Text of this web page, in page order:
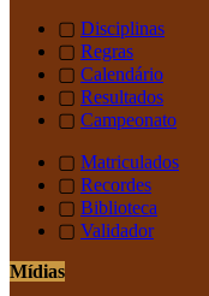
▢ Disciplinas
▢ Regras
▢ Calendário
▢ Resultados
▢ Campeonato
▢ Matriculados
▢ Recordes
▢ Biblioteca
▢ Validador
Mídias